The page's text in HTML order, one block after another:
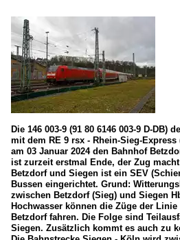
Die 146 003-9 (91 80 6146 003-9 D-DB)
mit dem RE 9 rsx - Rhein-Sieg-Express
am 03 Januar 2024 den Bahnhof
ist zurzeit erstmal Ende, der Zug
Betzdorf und Siegen ist ein SEV
Bussen eingerichtet. Grund:
zwischen Betzdorf (Sieg) und Siegen
Hochwasser können die Züge der
Betzdorf fahren. Die Folge sind
Siegen. Zusätzlich kommt es auch zu